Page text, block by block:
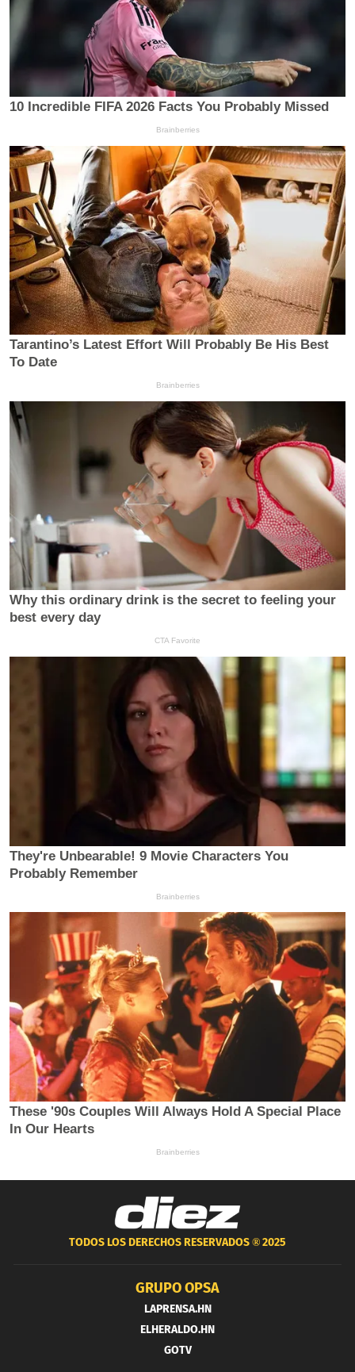
TODOS LOS DERECHOS RESERVADOS ®2025
GRUPO OPSA
LAPRENSA.HN
ELHERALDO.HN
GOTV